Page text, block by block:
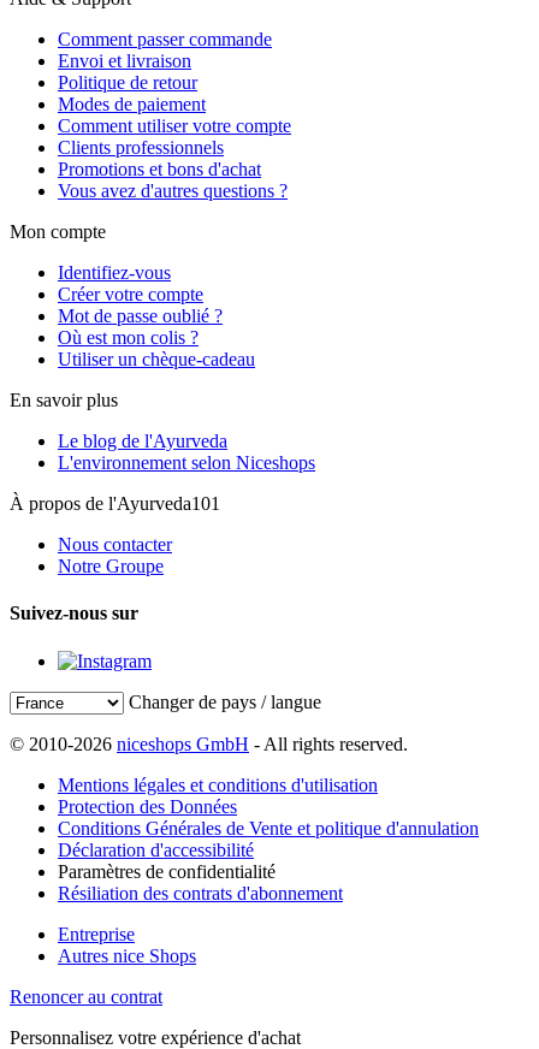
Comment passer commande
Envoi et livraison
Politique de retour
Modes de paiement
Comment utiliser votre compte
Clients professionnels
Promotions et bons d'achat
Vous avez d'autres questions ?
Mon compte
Identifiez-vous
Créer votre compte
Mot de passe oublié ?
Où est mon colis ?
Utiliser un chèque-cadeau
En savoir plus
Le blog de l'Ayurveda
L'environnement selon Niceshops
À propos de l'Ayurveda101
Nous contacter
Notre Groupe
Suivez-nous sur
Changer de pays / langue
© 2010-2026 niceshops GmbH - All rights reserved.
Mentions légales et conditions d'utilisation
Protection des Données
Conditions Générales de Vente et politique d'annulation
Déclaration d'accessibilité
Paramètres de confidentialité
Résiliation des contrats d'abonnement
Entreprise
Autres nice Shops
Renoncer au contrat
Personnalisez votre expérience d'achat